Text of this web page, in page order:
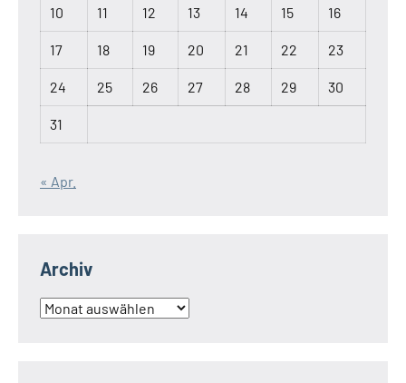
10 11 12 13 14 15 16
17 18 19 20 21 22 23
24 25 26 27 28 29 30
31
« Apr.
Archiv
Archiv